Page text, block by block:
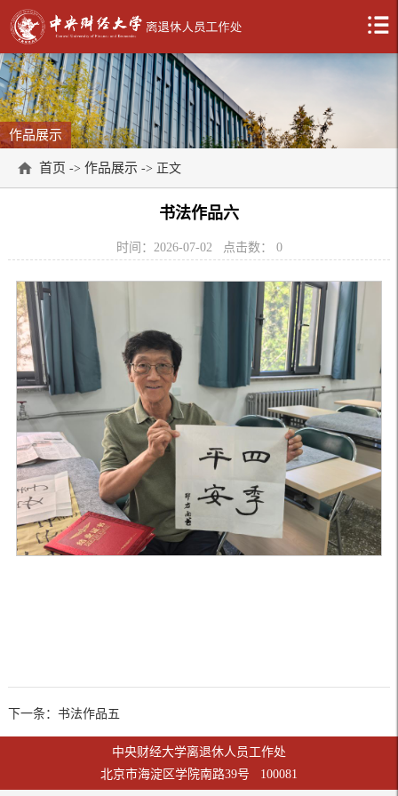
作品展示
首页 -> 作品展示 -> 正文
书法作品六
时间：2026-07-02 点击数： 0
下一条：书法作品五
中央财经大学离退休人员工作处
北京市海淀区学院南路39号 100081